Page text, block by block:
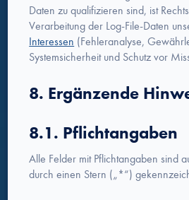
Daten zu qualifizieren sind, ist
Verarbeitung der Log-File-Daten
Interessen (Fehleranalyse,
Systemsicherheit und Schutz vor
8. Ergänzende
8.1. Pflichtangaben
Alle Felder mit Pflichtangaben sind
durch einen Stern („*“)